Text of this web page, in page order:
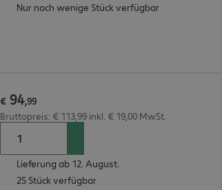
Nur noch wenige Stück verfügbar
€ 94,99
Bruttopreis: € 113,99 inkl. € 19,00 MwSt.
Lieferung ab 12. August.
25 Stück verfügbar